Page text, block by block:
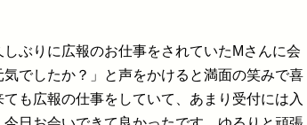
ぶりに広報のお仕事をされていたMさんに会
でしたか？」と声をかけると満面の笑みで喜
も広報の仕事をしていて、あまり受付には入